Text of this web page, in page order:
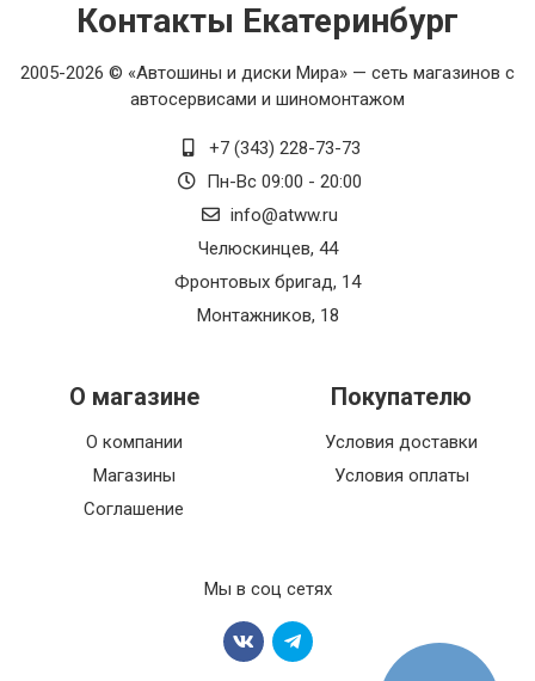
Контакты Екатеринбург
2005-2026 © «Автошины и диски Мира» — сеть магазинов с
автосервисами и шиномонтажом
+7 (343) 228-73-73
Пн-Вс 09:00 - 20:00
info@atww.ru
Челюскинцев, 44
Фронтовых бригад, 14
Монтажников, 18
О магазине
О компании
Магазины
Соглашение
Покупателю
Условия доставки
Условия оплаты
Мы в соц сетях